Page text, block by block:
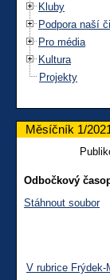
Kluby
Podpora naší
Pro média
Kultura
Projekty
Měsíčník 1/
Odbočkový
Stáhnout soubor
V rubrice Frýdek-